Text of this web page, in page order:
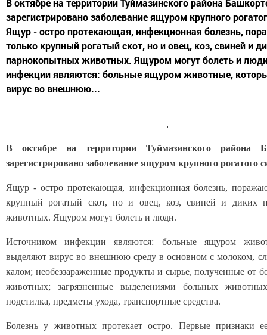
В октябре на территории Туймазинского района
зарегистрировано заболевание ящуром крупного
Ящур - остро протекающая, инфекционная болезнь,
только крупный рогатый скот, но и овец, коз, свиней и
парнокопытных животных. Ящуром могут болеть и
инфекции являются: больные ящуром животные,
вирус во внешнюю...
В октябре на территории Туймазинского района
зарегистрировано заболевание ящуром крупного рогатого
Ящур - остро протекающая, инфекционная болезнь,
крупный рогатый скот, но и овец, коз, свиней и диких
животных. Ящуром могут болеть и люди.
Источником инфекции являются: больные ящуром
выделяют вирус во внешнюю среду в основном с молоком,
калом; необеззараженные продукты и сырье, полученные от
животных; загрязненные выделениями больных
подстилка, предметы ухода, транспортные средства.
Болезнь у животных протекает остро. Первые признаки